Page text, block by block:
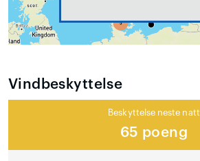
Vindbeskyttelse
Beskyttelse neste natt
65 poeng